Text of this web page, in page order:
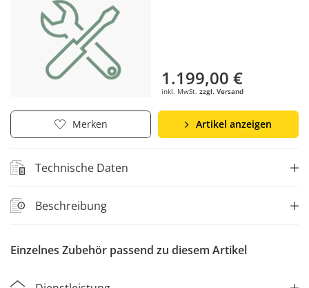
1.199,00 €
inkl. MwSt. zzgl. Versand
Merken Artikel anzeigen
Technische Daten
Beschreibung
Einzelnes Zubehör passend zu diesem Artikel